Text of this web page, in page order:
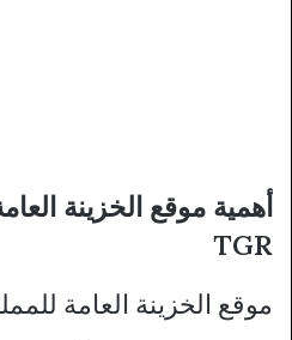
أهمية موقع الخزينة
TGR
موقع الخزينة العامة